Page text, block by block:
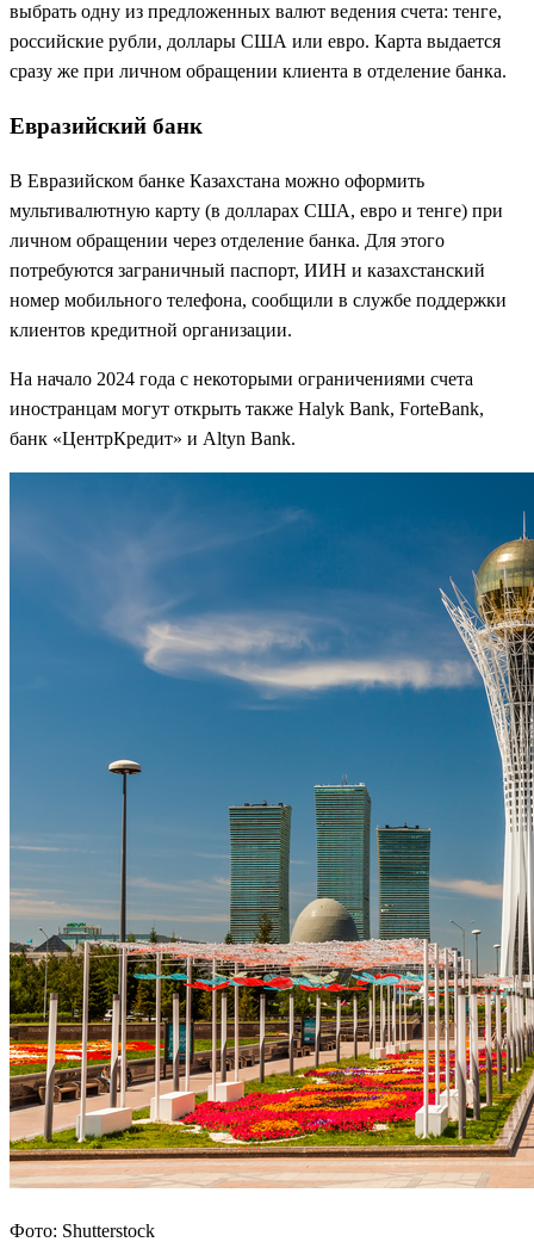
выбрать одну из предложенных валют ведения счета: тенге,
российские рубли, доллары США или евро. Карта выдается
сразу же при личном обращении клиента в отделение банка.
Евразийский банк
В Евразийском банке Казахстана можно оформить
мультивалютную карту (в долларах США, евро и тенге) при
личном обращении через отделение банка. Для этого
потребуются заграничный паспорт, ИИН и казахстанский
номер мобильного телефона, сообщили в службе поддержки
клиентов кредитной организации.
На начало 2024 года с некоторыми ограничениями счета
иностранцам могут открыть также Halyk Bank, ForteBank,
банк «ЦентрКредит» и Altyn Bank.
Фото: Shutterstock